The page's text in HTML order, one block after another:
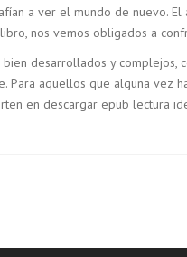
a ver el mundo de nuevo.
nos vemos obligados a
desarrollados y complejos,
Para aquellos que alguna vez
en descargar epub lectura